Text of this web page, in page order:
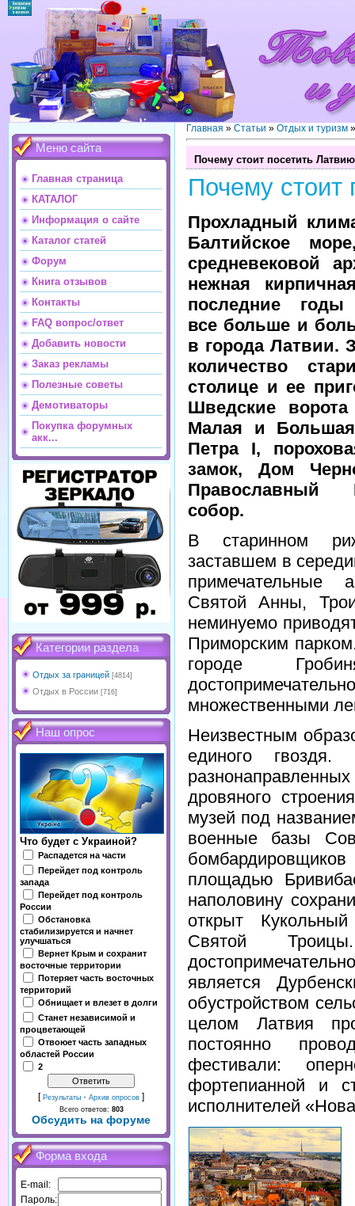
Меню сайта
Главная страница
КАТАЛОГ
Информация о сайте
Каталог статей
Форум
Книга отзывов
Контакты
FAQ вопрос/ответ
Добавить новости
Заказ рекламы
Полезные советы
Демотиваторы
Покупка форумных
акк...
Категории раздела
Отдых за границей [4814]
Отдых в России [716]
Наш опрос
Что будет с Украиной?
Распадется на части
Перейдет под контроль
запада
Перейдет под контроль
России
Обстановка
стабилизируется и начнет
улучшаться
Вернет Крым и сохранит
восточные территории
Потеряет часть восточных
территорий
Обнищает и влезет в долги
Станет независимой и
процветающей
Отвоюет часть западных
областей России
2
[ Результаты · Архив опросов ]
Всего ответов: 803
Обсудить на форуме
Форма входа
E-mail:
Пароль:
Главная » Статьи » Отдых и туризм
Почему стоит посетить
Почему стоит
Прохладный
Балтийское
средневековой
нежная
последние годы
все больше и
в города Латвии.
количество
столице и ее
Шведские
Малая и
Петра I,
замок, Дом
Православный
собор.
В старинном
заставшем в
примечательные
Святой Анны,
неминуемо
Приморским
городе
множественными
Неизвестным
единого
дровяного
музей под
военные базы
площадью
наполовину
открыт
Святой
является
обустройством
целом Латвия
постоянно
фестивали:
фортепианной и
исполнителей